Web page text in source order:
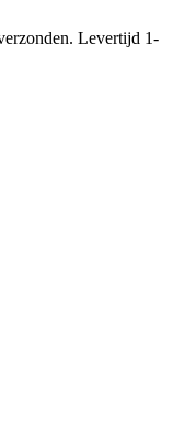
Levertijd 1-